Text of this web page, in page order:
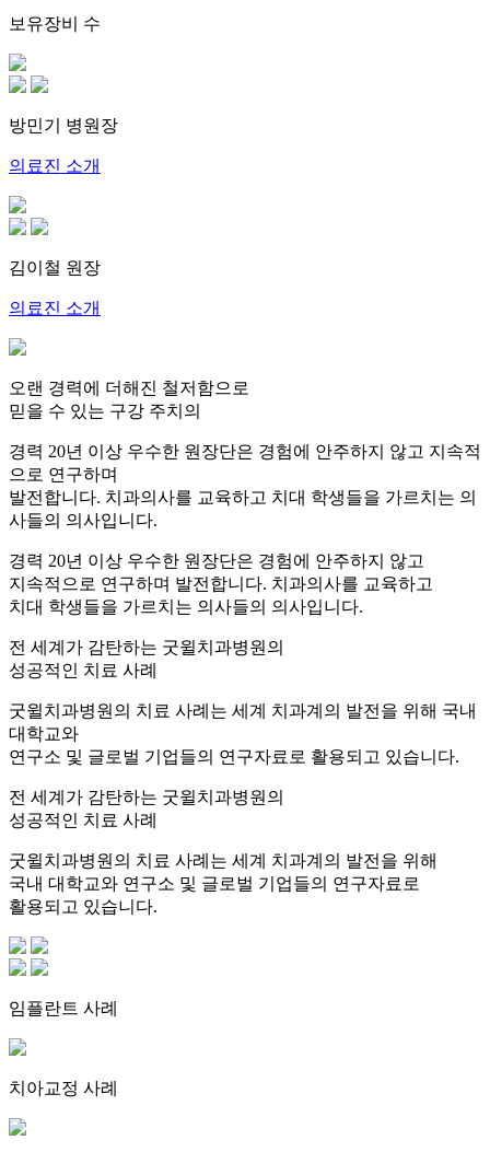
보유장비 수
방민기 병원장
의료진 소개
김이철 원장
의료진 소개
오랜 경력에 더해진 철저함으로
믿을 수 있는 구강 주치의
경력 20년 이상 우수한 원장단은 경험에 안주하지 않고 지속적
으로 연구하며
발전합니다. 치과의사를 교육하고 치대 학생들을 가르치는 의
사들의 의사입니다.
경력 20년 이상 우수한 원장단은 경험에 안주하지 않고
지속적으로 연구하며 발전합니다. 치과의사를 교육하고
치대 학생들을 가르치는 의사들의 의사입니다.
전 세계가 감탄하는 굿윌치과병원의
성공적인 치료 사례
굿윌치과병원의 치료 사례는 세계 치과계의 발전을 위해 국내
대학교와
연구소 및 글로벌 기업들의 연구자료로 활용되고 있습니다.
전 세계가 감탄하는 굿윌치과병원의
성공적인 치료 사례
굿윌치과병원의 치료 사례는 세계 치과계의 발전을 위해
국내 대학교와 연구소 및 글로벌 기업들의 연구자료로
활용되고 있습니다.
임플란트 사례
치아교정 사례